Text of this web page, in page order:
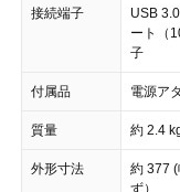
接続端子
USB
ート（
子
付属品 電源ア
質量 約 2.4
外形寸法
約 377